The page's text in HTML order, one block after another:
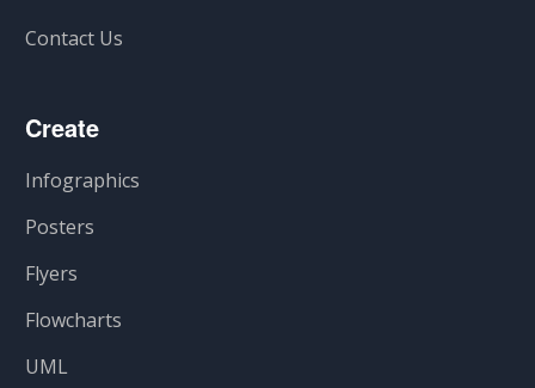
Contact Us
Create
Infographics
Posters
Flyers
Flowcharts
UML